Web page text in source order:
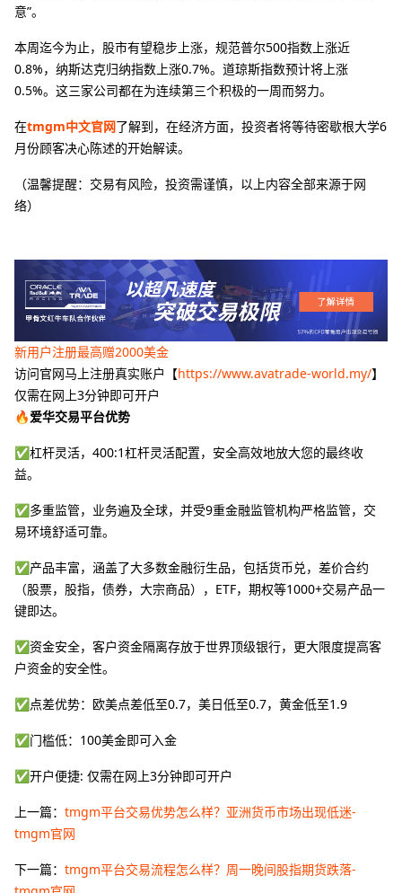
意”。
本周迄今为止，股市有望稳步上涨，规范普尔500指数上涨近
0.8%，纳斯达克归纳指数上涨0.7%。道琼斯指数预计将上涨
0.5%。这三家公司都在为连续第三个积极的一周而努力。
在tmgm中文官网了解到，在经济方面，投资者将等待密歇根大学6
月份顾客决心陈述的开始解读。
（温馨提醒：交易有风险，投资需谨慎，以上内容全部来源于网
络）
新用户注册最高赠2000美金
访问官网马上注册真实账户【https://www.avatrade-world.my/】
仅需在网上3分钟即可开户
🔥爱华交易平台优势
✅杠杆灵活，400:1杠杆灵活配置，安全高效地放大您的最终收
益。
✅多重监管，业务遍及全球，并受9重金融监管机构严格监管，交
易环境舒适可靠。
✅产品丰富，涵盖了大多数金融衍生品，包括货币兑，差价合约
（股票，股指，债券，大宗商品），ETF，期权等1000+交易产品一
键即达。
✅资金安全，客户资金隔离存放于世界顶级银行，更大限度提高客
户资金的安全性。
✅点差优势：欧美点差低至0.7，美日低至0.7，黄金低至1.9
✅门槛低：100美金即可入金
✅开户便捷: 仅需在网上3分钟即可开户
上一篇： tmgm平台交易优势怎么样？亚洲货币市场出现低迷-
tmgm官网
下一篇： tmgm平台交易流程怎么样？周一晚间股指期货跌落-